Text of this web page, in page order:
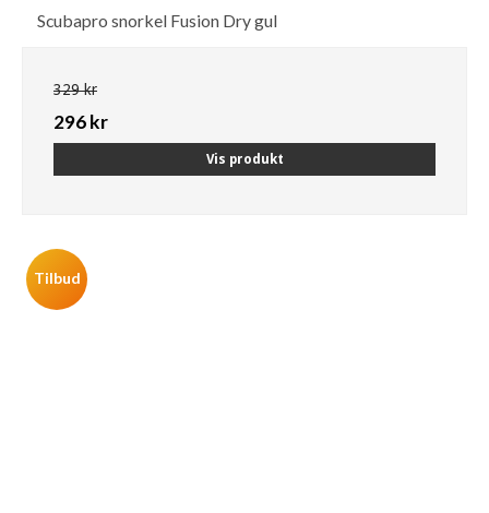
Scubapro snorkel Fusion Dry gul
329 kr
296 kr
Vis produkt
Tilbud